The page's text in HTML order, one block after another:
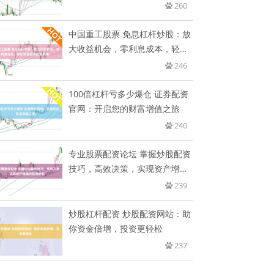
260
中国重工股票 免息杠杆炒股：放
大收益机会，零利息成本，轻松
246
100倍杠杆亏多少爆仓 证券配资
官网：开启您的财富增值之旅
240
专业股票配资论坛 掌握炒股配资
技巧，高效决策，实现资产增值
239
炒股杠杆配资 炒股配资网站：助
你资金倍增，投资更轻松
237